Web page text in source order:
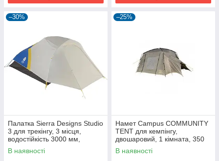
–30%
Палатка Sierra Designs Studio
3 для трекінгу, 3 місця,
водостійкість 3000 мм,
ультралегка синя-жовта.
В наявності
–25%
Намет Campus COMMUNITY
TENT для кемпінгу,
двошаровий, 1 кімната, 350
см, 14.42 кг
В наявності